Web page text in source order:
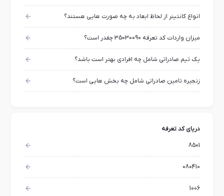
انواع کانتینر از لحاظ ابعاد به چه صورت هایی هستند؟
میزان واردات کد تعرفه 35030090 چقدر است؟
یک تیم صادراتی شامل چه افرادی بهتر است باشد؟
زنجیره تامین صادراتی شامل چه بخش هایی است؟
دریای کد تعرفه
8501
080410
1006